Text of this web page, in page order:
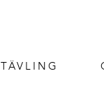
TÄVLING